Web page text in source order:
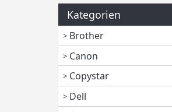
Kategorien
Brother
Canon
Copystar
Dell